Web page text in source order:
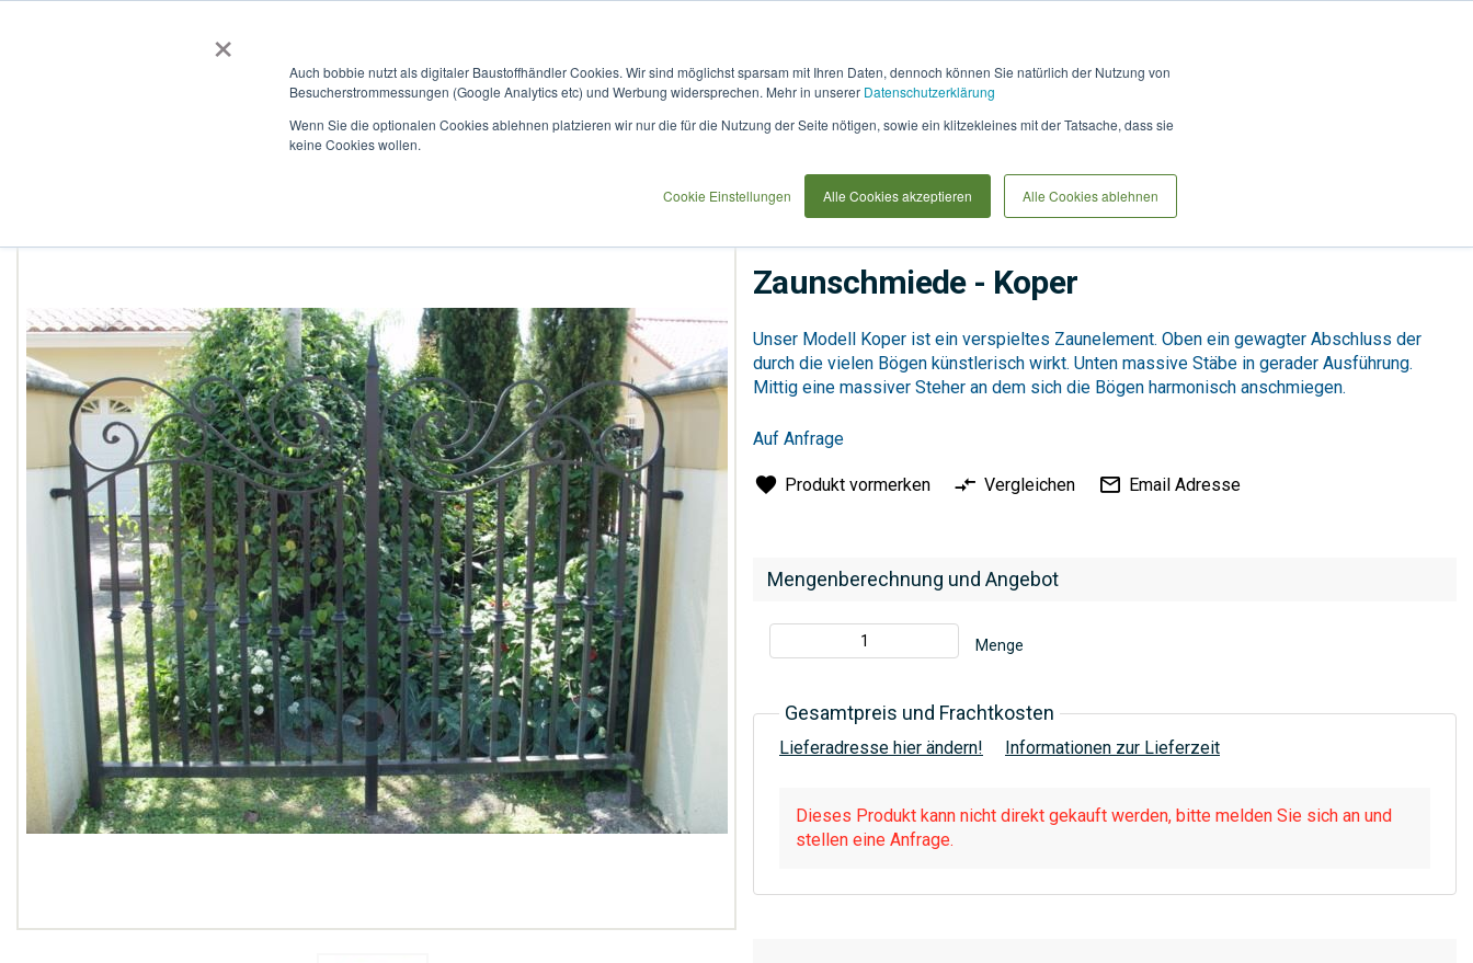
×
Auch bobbie nutzt als digitaler Baustoffhändler Cookies. Wir sind möglichst sparsam mit Ihren Daten, dennoch können Sie natürlich der Nutzung von
Besucherstrommessungen (Google Analytics etc) und Werbung widersprechen. Mehr in unserer Datenschutzerklärung
Wenn Sie die optionalen Cookies ablehnen platzieren wir nur die für die Nutzung der Seite nötigen, sowie ein klitzekleines mit der Tatsache, dass sie
keine Cookies wollen.
Cookie Einstellungen Alle Cookies akzeptieren Alle Cookies ablehnen
BOBBIEVERSUM
it
Ende
springen
Zaunschmiede - Koper
Mengenberechnung und Angebot
Menge
Gesamtpreis und Frachtkosten
Lieferadresse hier ändern! Informationen zur Lieferzeit
Dieses Produkt kann nicht direkt gekauft werden, bitte melden Sie sich an und
stellen eine Anfrage.
Unser Modell Koper ist ein verspieltes Zaunelement. Oben ein gewagter Abschluss der
durch die vielen Bögen künstlerisch wirkt. Unten massive Stäbe in gerader Ausführung.
Mittig eine massiver Steher an dem sich die Bögen harmonisch anschmiegen.
Auf Anfrage
Produkt vormerken Vergleichen Email Adresse